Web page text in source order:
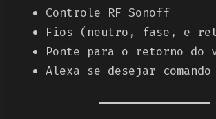
Controle RF Sonoff
Fios (neutro, fase, e
Ponte para o retorno do
Alexa se desejar comando